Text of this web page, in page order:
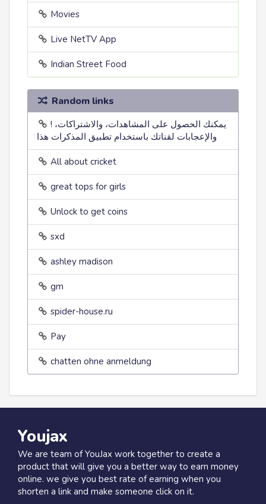
Movies
Live NetTV App
Indian Street Food
Random links
! يمكنك الحصول على المشاهدات، والاشتراكات،
والإعجابات لقناتك باستخدام تطبيق المذكرات هذا
All about cricket
great tops for girls
Unlock to get coins
sxd
ashley madison
gm
spider-house.ru
Pay
chatten ohne anmeldung
Youjax
We are team of YouJax work together to create a
product that will give you a better way to earn money
online. we give you best rate of earning when you
shorten a link and make someone click on it.